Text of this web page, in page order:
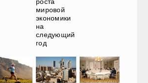
роста
мировой
экономики
на
следующий
год